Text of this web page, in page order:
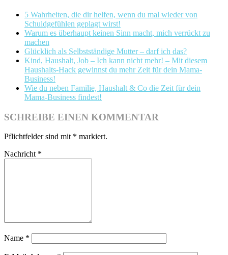
5 Wahrheiten, die dir helfen, wenn du mal wieder von
Schuldgefühlen geplagt wirst!
Warum es überhaupt keinen Sinn macht, mich verrückt zu
machen
Glücklich als Selbstständige Mutter – darf ich das?
Kind, Haushalt, Job – Ich kann nicht mehr! – Mit diesem
Haushalts-Hack gewinnst du mehr Zeit für dein Mama-
Business!
Wie du neben Familie, Haushalt & Co die Zeit für dein
Mama-Business findest!
SCHREIBE EINEN KOMMENTAR
Pflichtfelder sind mit * markiert.
Nachricht *
Name *